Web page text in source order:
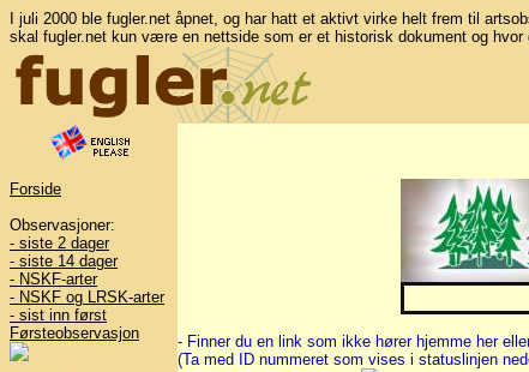
I juli 2000 ble fugler.net åpnet, og har hatt et aktivt virke helt frem til
skal fugler.net kun være en nettside som er et historisk dokument og
Forside
Observasjoner:
- siste 2 dager
- siste 14 dager
- NSKF-arter
- NSKF og LRSK-arter
- sist inn først
Førsteobservasjon
- Finner du en link som ikke hører hjemme her
(Ta med ID nummeret som vises i statuslinjen